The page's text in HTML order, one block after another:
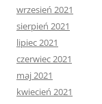
wrzesień 2021
sierpień 2021
lipiec 2021
czerwiec 2021
maj 2021
kwiecień 2021